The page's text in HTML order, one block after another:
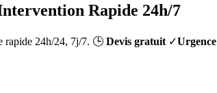
Rapide 24h/7
rapide 24h/24, 7j/7. 🕒 Devis gratuit ✓Urgence